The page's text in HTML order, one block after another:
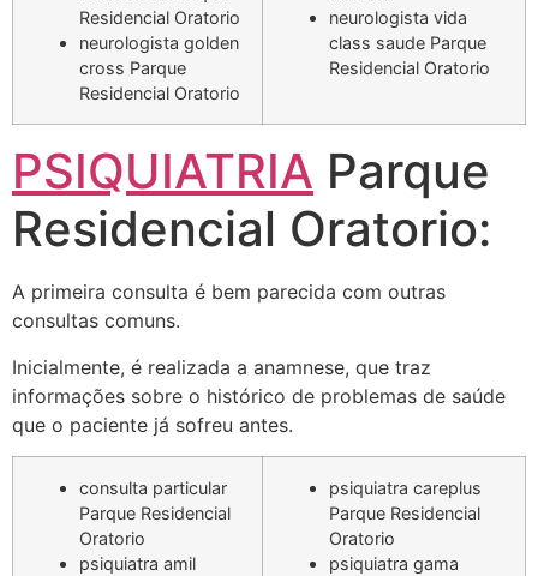
Residencial Oratorio
neurologista golden
cross Parque
Residencial Oratorio
neurologista vida
class saude Parque
Residencial Oratorio
PSIQUIATRIA Parque
Residencial Oratorio:
A primeira consulta é bem parecida com outras
consultas comuns.
Inicialmente, é realizada a anamnese, que traz
informações sobre o histórico de problemas de saúde
que o paciente já sofreu antes.
consulta particular
Parque Residencial
Oratorio
psiquiatra amil
psiquiatra careplus
Parque Residencial
Oratorio
psiquiatra gama